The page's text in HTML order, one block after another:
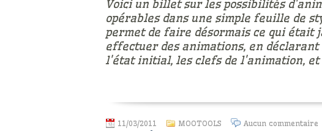
Voici un billet sur les possibilités
opérables dans une simple feuille de
permet de faire désormais ce qui était
effectuer des animations, en déclarant
l'état initial, les clefs de l'animation,
11/03/2011 MOOTOOLS Aucun commentaire